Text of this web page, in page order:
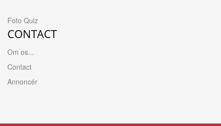
Foto Quiz
CONTACT
Om os...
Contact
Annoncér